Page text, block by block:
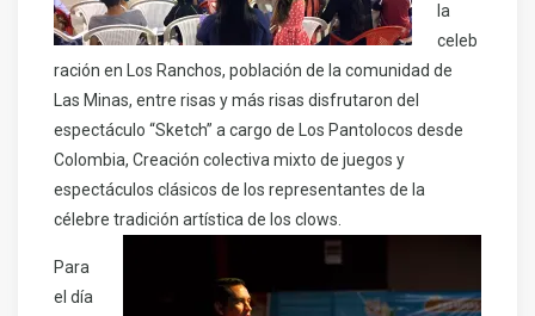
la
celeb
ración en Los Ranchos, población de la comunidad de
Las Minas, entre risas y más risas disfrutaron del
espectáculo “Sketch” a cargo de Los Pantolocos desde
Colombia, Creación colectiva mixto de juegos y
espectáculos clásicos de los representantes de la
célebre tradición artística de los clows.
Para
el día